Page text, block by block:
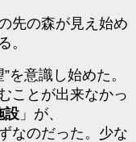
先の森が見え始め
。
を意識し始めた。
ことが出来なかっ
設」が、
なのだった。少な